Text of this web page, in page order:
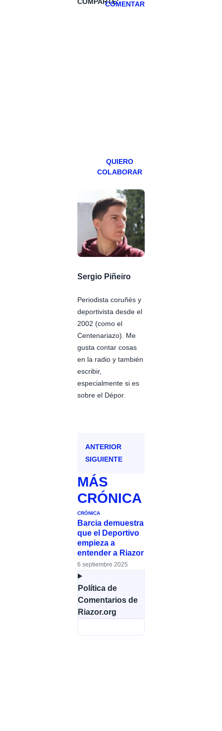
COMENTAR
QUIERO
COLABORAR
Sergio Piñeiro
Periodista coruñés y
deportivista desde el
2002 (como el
Centenariazo). Me
gusta contar cosas
en la radio y también
escribir,
especialmente si es
sobre el Dépor.
ANTERIOR
SIGUIENTE
MÁS
CRÓNICA
CRÓNICA
Barcia demuestra
que el Deportivo
empieza a
entender a Riazor
6 septiembre 2025
Política de
Comentarios de
Riazor.org